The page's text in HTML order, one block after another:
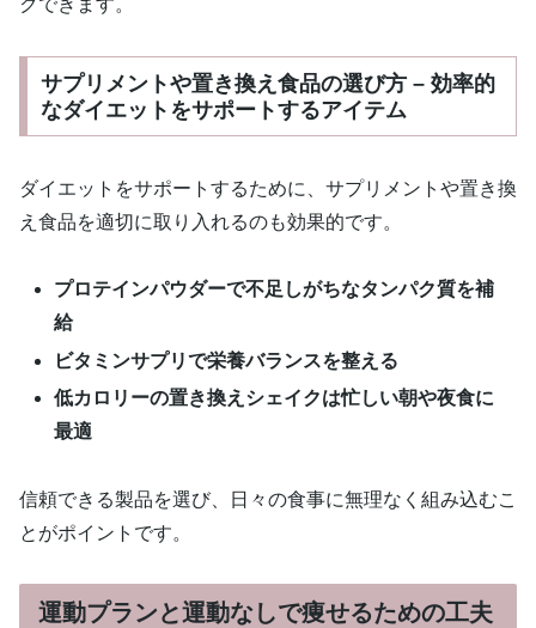
クできます。
サプリメントや置き換え食品の選び方 – 効率的
なダイエットをサポートするアイテム
ダイエットをサポートするために、サプリメントや置き換
え食品を適切に取り入れるのも効果的です。
プロテインパウダーで不足しがちなタンパク質を補
給
ビタミンサプリで栄養バランスを整える
低カロリーの置き換えシェイクは忙しい朝や夜食に
最適
信頼できる製品を選び、日々の食事に無理なく組み込むこ
とがポイントです。
運動プランと運動なしで痩せるための工夫